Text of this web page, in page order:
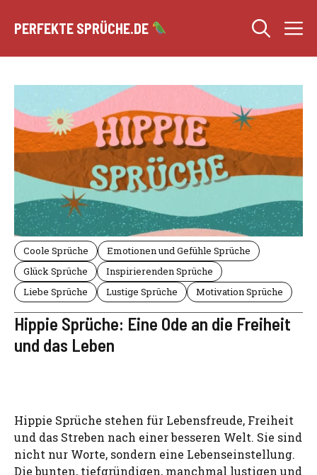
Inhalt
PERFEKTE SPRÜCHE.DE
Coole Sprüche
Emotionen und Gefühle Sprüche
Glück Sprüche
Inspirierenden Sprüche
Liebe Sprüche
Lustige Sprüche Motivation Sprüche
Hippie Sprüche: Eine Ode an die Freiheit
und das Leben
Hippie Sprüche stehen für Lebensfreude, Freiheit
und das Streben nach einer besseren Welt. Sie sind
nicht nur Worte, sondern eine Lebenseinstellung.
Die bunten, tiefgründigen, manchmal lustigen und